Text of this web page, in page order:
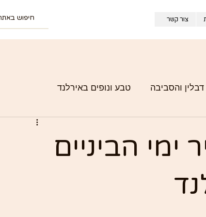
צור קשר
דבלין והסביבה טבע ונופים באירלנד
ימי הביניים